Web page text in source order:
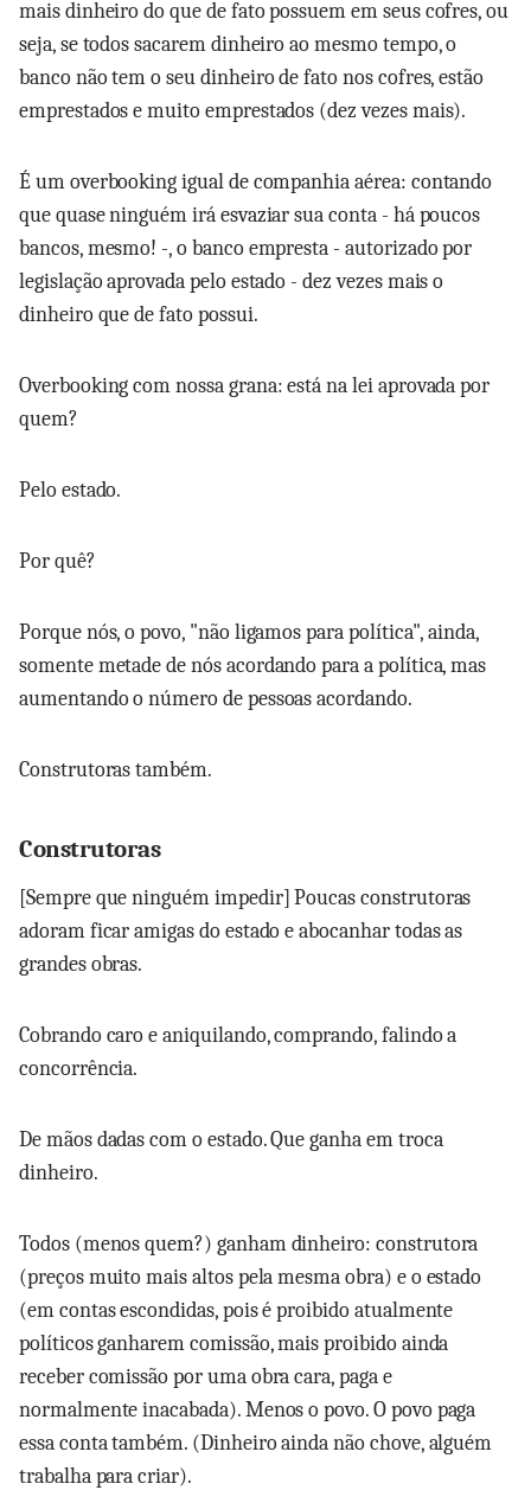
mais dinheiro do que de fato possuem em seus cofres, ou
seja, se todos sacarem dinheiro ao mesmo tempo, o
banco não tem o seu dinheiro de fato nos cofres, estão
emprestados e muito emprestados (dez vezes mais).
É um overbooking igual de companhia aérea: contando
que quase ninguém irá esvaziar sua conta - há poucos
bancos, mesmo! -, o banco empresta - autorizado por
legislação aprovada pelo estado - dez vezes mais o
dinheiro que de fato possui.
Overbooking com nossa grana: está na lei aprovada por
quem?
Pelo estado.
Por quê?
Porque nós, o povo, "não ligamos para política", ainda,
somente metade de nós acordando para a política, mas
aumentando o número de pessoas acordando.
Construtoras também.
Construtoras
[Sempre que ninguém impedir] Poucas construtoras
adoram ficar amigas do estado e abocanhar todas as
grandes obras.
Cobrando caro e aniquilando, comprando, falindo a
concorrência.
De mãos dadas com o estado. Que ganha em troca
dinheiro.
Todos (menos quem?) ganham dinheiro: construtora
(preços muito mais altos pela mesma obra) e o estado
(em contas escondidas, pois é proibido atualmente
políticos ganharem comissão, mais proibido ainda
receber comissão por uma obra cara, paga e
normalmente inacabada). Menos o povo. O povo paga
essa conta também. (Dinheiro ainda não chove, alguém
trabalha para criar).